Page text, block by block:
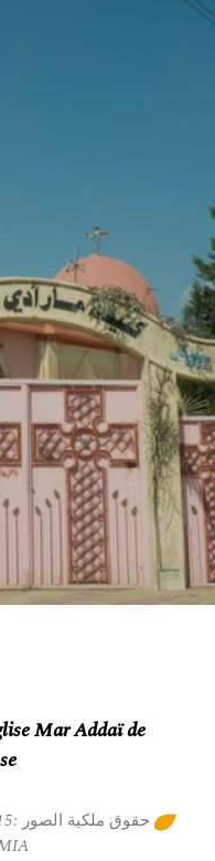
Mar Addaï de